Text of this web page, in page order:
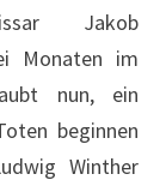
Jakob
Monaten im
nun, ein
beginnen
Winther